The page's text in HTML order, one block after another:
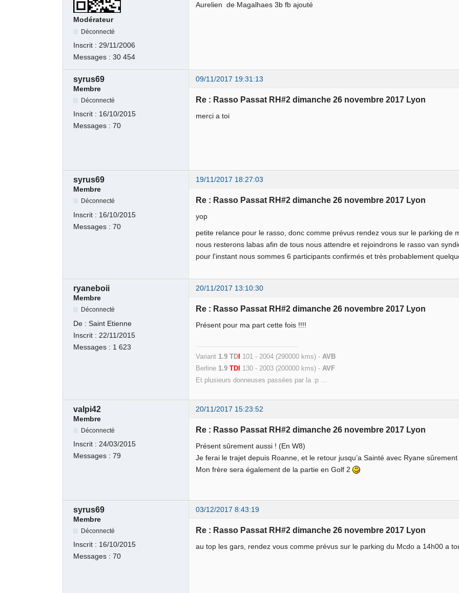
Modérateur
Déconnecté
Inscrit : 29/11/2006
Messages :30 454
Aurelien de Magalhaes 3b fb ajouté
syrus69
09/11/2017 19:31:13
Membre
Déconnecté
Inscrit : 16/10/2015
Messages :70
Re : Rasso Passat RH#2 dimanche 26 novembre 2017 Lyon
merci a toi
syrus69
19/11/2017 18:27:03
Membre
Déconnecté
Inscrit : 16/10/2015
Messages :70
Re : Rasso Passat RH#2 dimanche 26 novembre 2017 Lyon
yop
petite relance pour le rasso, donc comme prévus rendez vous sur le parking de
nous resterons labas afin de tous nous attendre et rejoindrons le rasso van
pour l'instant nous sommes 6 participants confirmés et très probablement
ryaneboii
20/11/2017 13:10:30
Membre
Déconnecté
De :Saint Etienne
Inscrit : 22/11/2015
Messages : 1 623
Re : Rasso Passat RH#2 dimanche 26 novembre 2017 Lyon
Présent pour ma part cette fois !!!!
Variant 1.9 TD 101 - 2004 (290000 kms) - AVB
Berline 1.9TDI 130 - 2003 (200000 kms) - AVF
Et plusieurs donneuses passées par la :p ...
valpi42
20/11/2017 15:23:52
Membre
Déconnecté
Inscrit :24/03/2015
Messages :79
Re : Rasso Passat RH#2 dimanche 26 novembre 2017 Lyon
Présent sûrement aussi ! (En W8)
Je ferai le trajet depuis Roanne, et le retour jusqu’a Sainté avec Ryane sûrement
Mon frère sera également de la partie en Golf 2
syrus69
03/12/2017 8:43:19
Membre
Déconnecté
Inscrit : 16/10/2015
Messages :70
Re : Rasso Passat RH#2 dimanche 26 novembre 2017 Lyon
au top les gars, rendez vous comme prévus sur le parking du Mcdo a 14h00 a